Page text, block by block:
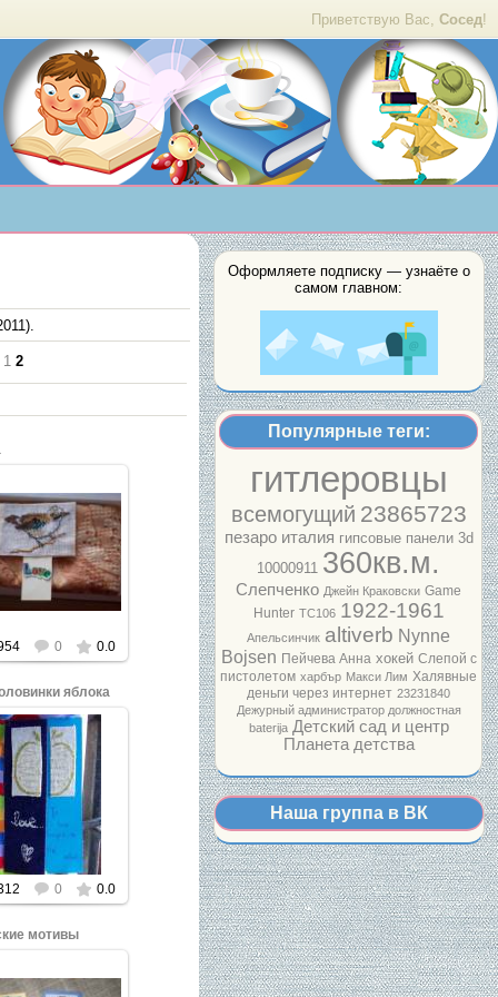
Приветствую Вас, Сосед!
Оформляете подписку — узнаёте о
самом главном:
Популярные теги:
гитлеровцы
всемогущий 23865723
пезаро италия гипсовые панели 3d
10000911 360кв.м.
Слепченко Джейн Краковски Game
Hunter ТС106 1922-1961
Апельсинчик altiverb Nynne
Bojsen Пейчева Анна хокей Слепой с
пистолетом харбър Макси Лим Халявные
деньги через интернет 23231840
Дежурный администратор должностная
baterija Детский сад и центр
Планета детства
Наша группа в ВК
1 2
чтобы
увеличить.
0 0.0
яблока
чтобы
увеличить.
0 0.0
мотивы